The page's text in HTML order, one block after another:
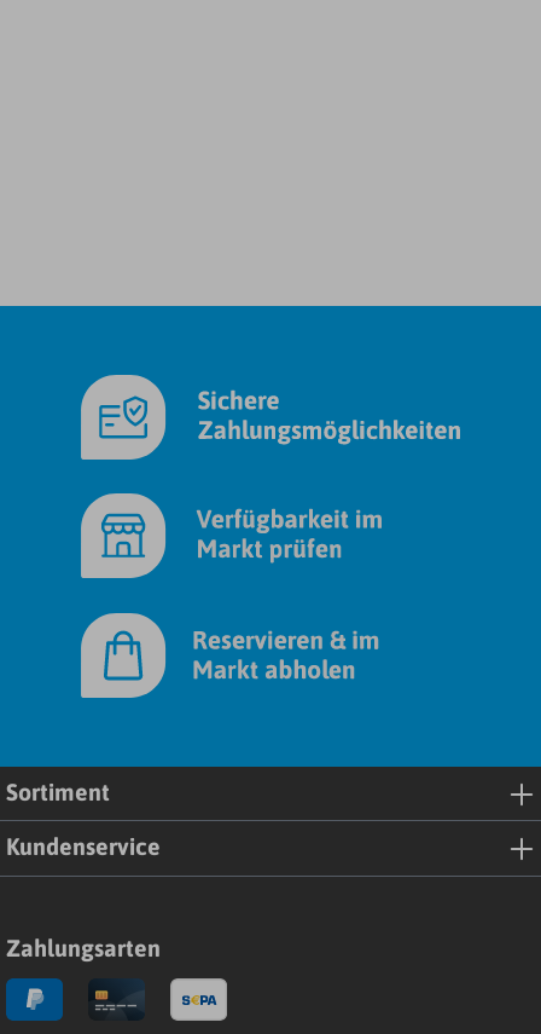
Sortiment
Kundenservice
Zahlungsarten